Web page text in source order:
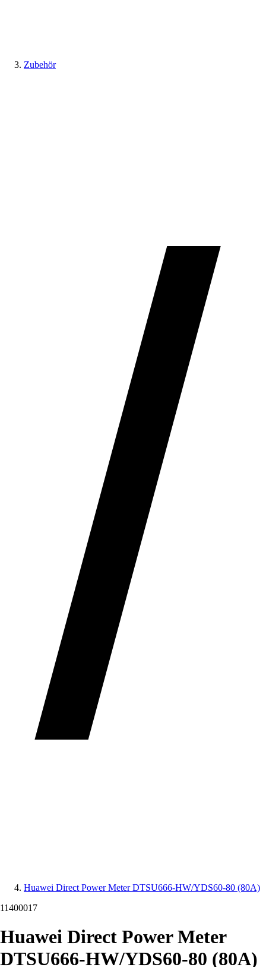
Zubehör
Huawei Direct Power Meter DTSU666-HW/YDS60-80 (80A)
11400017
Huawei Direct Power Meter
DTSU666-HW/YDS60-80 (80A)